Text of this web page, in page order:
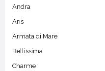
Andra
Aris
Armata di Mare
Bellissima
Charme